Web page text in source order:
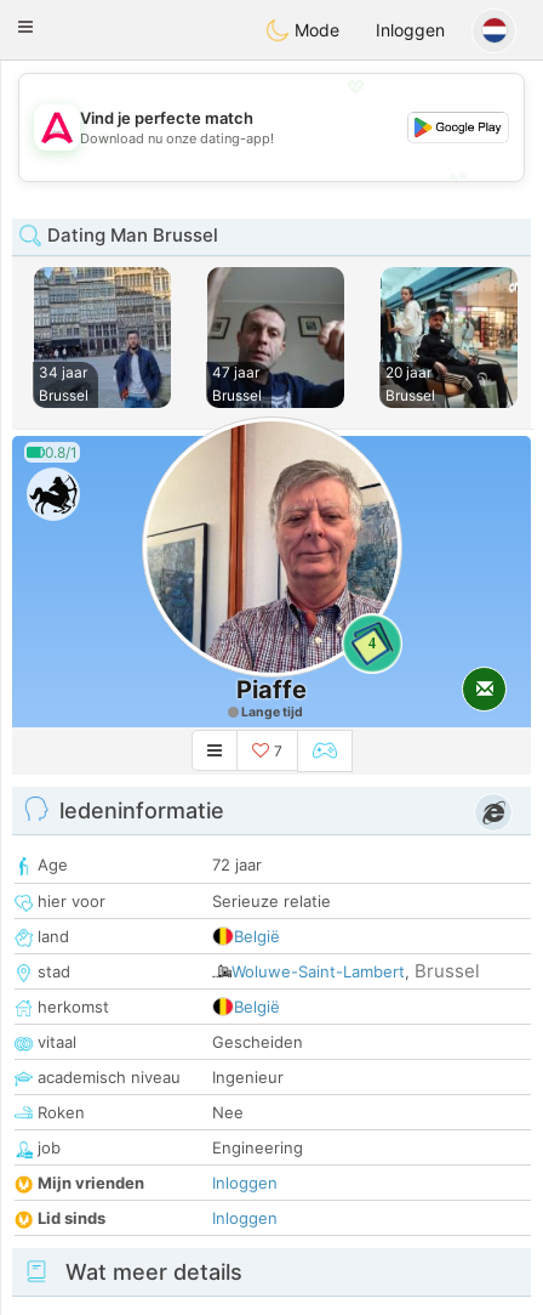
Tantôt
Toggle
Mode Inloggen
💖
💕
Vind je perfecte match
Download nu onze dating-app!
Dating Man Brussel
34 jaar
Brussel
47 jaar
Brussel
20 jaar
Brussel
0.8/1
4
Piaffe
Lange tijd
7
ledeninformatie
Age
72 jaar
hier voor
Serieuze relatie
land
België
stad
Woluwe-Saint-Lambert, Brussel
herkomst
België
vitaal
Gescheiden
academisch niveau
Ingenieur
Roken
Nee
job
Engineering
Mijn vrienden
Inloggen
Lid sinds
Inloggen
Wat meer details